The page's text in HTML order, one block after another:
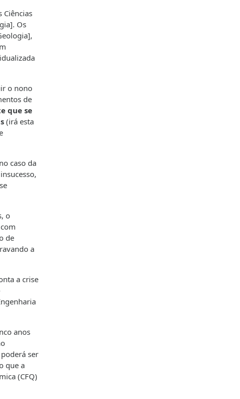
Ciências
Os
o nono
de
que se
(irá esta
caso da
o
de
a
a crise
anos
ser
que a
(CFQ)